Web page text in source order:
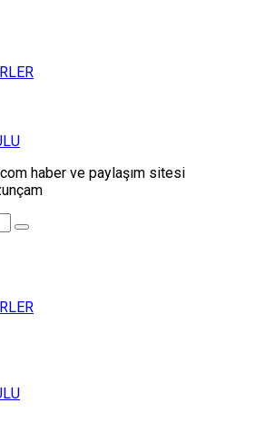
haber ve paylaşım sitesi